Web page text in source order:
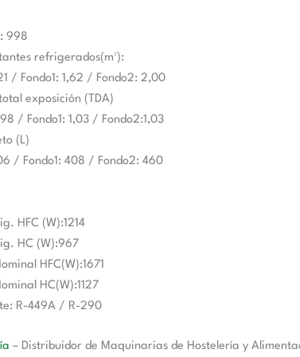
998
refrigerados(m²):
/ Fondo1: 1,62 / Fondo2: 2,00
exposición (TDA)
/ Fondo1: 1,03 / Fondo2:1,03
(L)
/ Fondo1: 408 / Fondo2: 460
HFC (W):1214
HC (W):967
HFC(W):1671
HC(W):1127
R-449A / R-290
– Distribuidor de Maquinarias de Hostelería y